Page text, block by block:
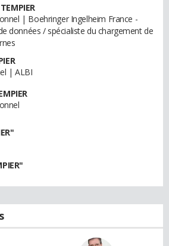
| Boehringer Ingelheim France -
données / spécialiste du chargement de
| ALBI